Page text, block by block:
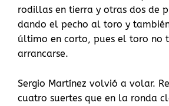
rodillas en tierra y otras dos de
dando el pecho al toro y
último en corto, pues el toro no
arrancarse.
Sergio Martínez volvió a volar.
cuatro suertes que en la ronda